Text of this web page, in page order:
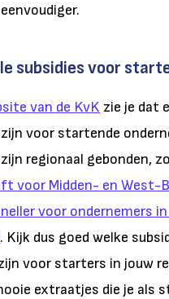
subsidies voor
van de KvK zie je dat
voor startende
regionaal gebonden,
voor Midden- en West-
voor ondernemers in
. Kijk dus goed welke
voor starters in jouw
extraatjes die je als